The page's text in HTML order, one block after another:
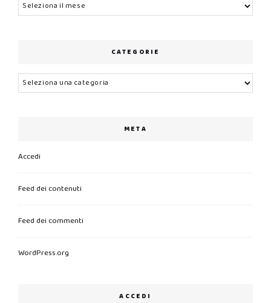
CATEGORIE
Categorie
META
Accedi
Feed dei contenuti
Feed dei commenti
WordPress.org
ACCEDI